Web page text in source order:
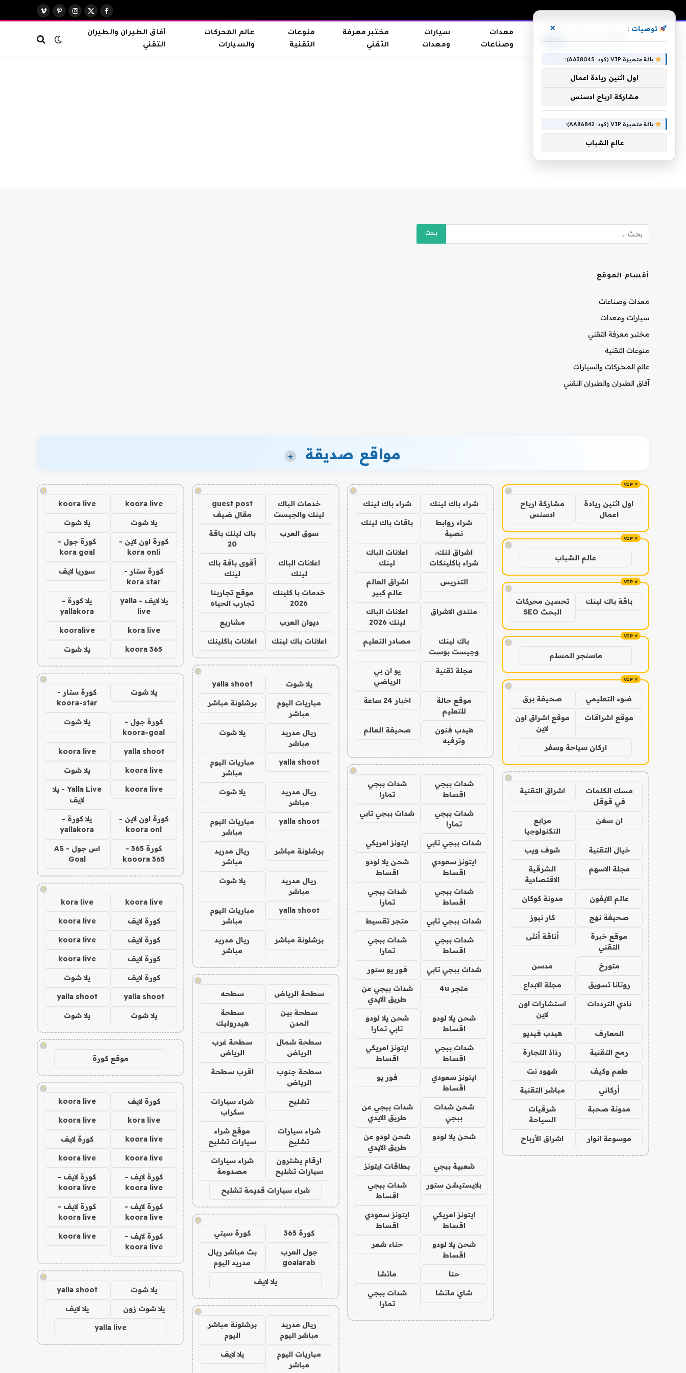
فيسبوك
X
الانستغرامبينتيريست
فيميو
معدات
وصناعات
سيارات
ومعدات
مختبر معرفة
التقني
منوعات
التقنية
عالم المحركات
والسيارات
آفاق الطيران والطيران
التقني
أسوار
أقسام الموقع
معدات وصناعات
سيارات ومعدات
مختبر معرفة التقني
منوعات التقنية
عالم المحركات والسيارات
آفاق الطيران والطيران التقني
مواقع صديقة +
!
اول اثنين ريادة
اعمال
مشاركة ارباح
ادسنس
!
عالم الشباب
!
باقة باك لينك
تحسين محركات
البحث SEO
!
ماسنجر المسلم
!
ضوء التعليمي صحيفة برق
موقع اشراقات
موقع اشراق اون
لاين
اركان سياحة وسفر
!
مسك الكلمات
في قوقل
اشراق التقنية
ان سفن
مرابع
التكنولوجيا
خيال التقنية شوف ويب
مجلة الاسهم
الشرقية
الاقتصادية
عالم الايفون مدونة كوكان
صحيفة نهج كار نيوز
موقع خبرة
التقني
أناقة أنثى
متورخ مدسن
روتانا تسويق مجلة الابداع
نادي الترددات
استشارات اون
لاين
المعارف هيدب فيديو
رمح التقنية رذاذ التجارة
طعم وكيف شهود نت
أركاني مباشر التقنية
مدونة صحبة
شرقيات
السياحة
موسوعة انوار اشراق الأرباح
!
شراء باك لينك شراء باك لينك
شراء روابط
نصية
باقات باك لينك
اشراق لنك،
شراء باكلينكات
اعلانات الباك
لينك
التدريس
اشراق العالم
عالم كبير
منتدى الاشراق
اعلانات الباك
لينك 2026
باك لينك
وجيست بوست
مصادر التعليم
مجلة تقنية
يو ان بي
الرياضي
موقع حالة
للتعليم
اخبار 24 ساعة
هيدب فنون
وترفيه
صحيفة العالم
!
شدات ببجي
اقساط
شدات ببجي
تمارا
شدات ببجي
تمارا
شدات ببجي تابي
شدات ببجي تابي ايتونز امريكي
ايتونز سعودي
اقساط
شحن يلا لودو
اقساط
شدات ببجي
اقساط
شدات ببجي
تمارا
شدات ببجي تابي متجر تقسيط
شدات ببجي
اقساط
شدات ببجي
تمارا
شدات ببجي تابي فور يو ستور
متجر 4u
شدات ببجي عن
طريق الايدي
شحن يلا لودو
اقساط
شحن يلا لودو
تابي تمارا
شدات ببجي
اقساط
ايتونز امريكي
اقساط
ايتونز سعودي
اقساط
فور يو
شحن شدات
ببجي
شدات ببجي عن
طريق الايدي
شحن يلا لودو
شحن لودو عن
طريق الايدي
شعبية ببجي بطاقات ايتونز
بلايستيشن ستور
شدات ببجي
اقساط
ايتونز امريكي
اقساط
ايتونز سعودي
اقساط
شحن يلا لودو
اقساط
حناء شعر
حنا ماتشا
شاي ماتشا
شدات ببجي
تمارا
!
خدمات الباك
لينك والجيست
guest post
مقال ضيف
سوق العرب
باك لينك باقة
20
اعلانات الباك
لينك
أقوى باقة باك
لينك
خدمات با كلينك
2026
موقع تجاربنا
تجارب الحياه
ديوان العرب مشاريع
اعلانات باك لينك اعلانات باكلينك
!
يلا شوت yalla shoot
مباريات اليوم
مباشر
برشلونة مباشر
ريال مدريد
مباشر
يلا شوت
yalla shoot
مباريات اليوم
مباشر
ريال مدريد
مباشر
يلا شوت
yalla shoot
مباريات اليوم
مباشر
برشلونة مباشر
ريال مدريد
مباشر
ريال مدريد
مباشر
يلا شوت
yalla shoot
مباريات اليوم
مباشر
برشلونة مباشر
ريال مدريد
مباشر
!
سطحة الرياض سطحه
سطحة بين
المدن
سطحة
هيدروليك
سطحة شمال
الرياض
سطحة غرب
الرياض
سطحة جنوب
الرياض
اقرب سطحة
تشليح
شراء سيارات
سكراب
شراء سيارات
تشليح
موقع شراء
سيارات تشليح
ارقام يشترون
سيارات تشليح
شراء سيارات
مصدومة
شراء سيارات قديمة تشليح
!
كورة 365 كورة سيتي
جول العرب
goalarab
بث مباشر ريال
مدريد اليوم
يلا لايف
!
ريال مدريد
مباشر اليوم
برشلونة مباشر
اليوم
مباريات اليوم
مباشر
يلا لايف
!
koora live
koora live
يلا شوت يلا شوت
كورة اون لاين -
kora onli
كورة جول -
kora goal
كورة ستار -
kora star
سوريا لايف
يلا لايف - yalla
live
يلا كورة -
yallakora
kora live
kooralive
koora 365 يلا شوت
!
يلا شوت
كورة ستار -
koora-star
كورة جول -
koora-goal
يلا شوت
yalla shoot
koora live
koora live يلا شوت
koora live
Yalla Live - يلا
لايف
كورة اون لاين -
koora onl
يلا كورة -
yallakora
كورة 365 -
kooora 365
اس جول - AS
Goal
!
koora live
kora live
كورة لايف koora live
كورة لايف koora live
كورة لايف koora live
كورة لايف يلا شوت
yalla shoot
yalla shoot
يلا شوت يلا شوت
!
موقع كورة
!
كورة لايف koora live
kora live
koora live
koora live كورة لايف
koora live
koora live
كورة لايف -
koora live
كورة لايف -
koora live
كورة لايف -
koora live
كورة لايف -
koora live
كورة لايف -
koora live
koora live
!
يلا شوت yalla shoot
يلا شوت زون يلا لايف
yalla live
توصيات : ×
باقة متميزة VIP (كود: AA38045):
اول اثنين ريادة اعمال
مشاركة ارباح ادسنس
باقة متميزة VIP (كود: AA86842):
عالم الشباب